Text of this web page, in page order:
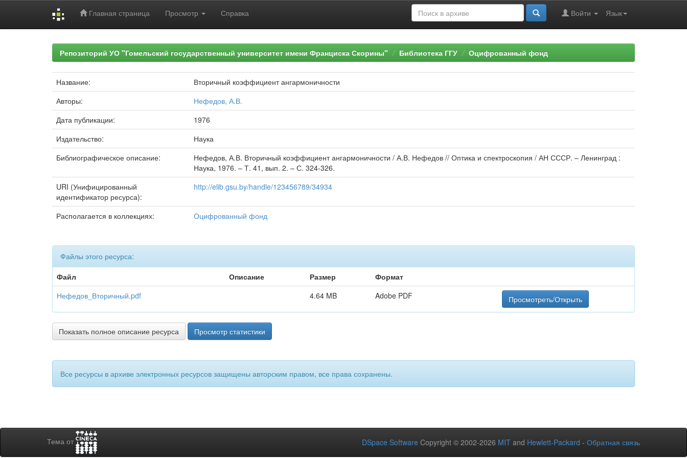
Главная страница Просмотр Справка Язык
Войти
Репозиторий УО "Гомельский государственный университет имени Франциска Скорины" Библиотека ГГУ Оцифрованный фонд
Название:
Вторичный коэффициент ангармоничности
Авторы:
Нефедов, А.В.
Дата публикации:
1976
Издательство:
Наука
Библиографическое описание:
Нефедов, А.В. Вторичный коэффициент ангармоничности / А.В. Нефедов // Оптика и спектроскопия / АН СССР. – Ленинград :
Наука, 1976. – Т. 41, вып. 2. – С. 324-326.
URI (Унифицированный
идентификатор ресурса):
http://elib.gsu.by/handle/123456789/34934
Располагается в коллекциях: Оцифрованный фонд
Файлы этого ресурса:
Файл
Описание Размер
Формат
Нефедов_Вторичный.pdf
4.64 MB Adobe PDF Просмотреть/Открыть
Показать полное описание ресурса Просмотр статистики
Все ресурсы в архиве электронных ресурсов защищены авторским правом, все права сохранены.
Тема от DSpace Software Copyright © 2002-2026 MIT and Hewlett-Packard - Обратная связь